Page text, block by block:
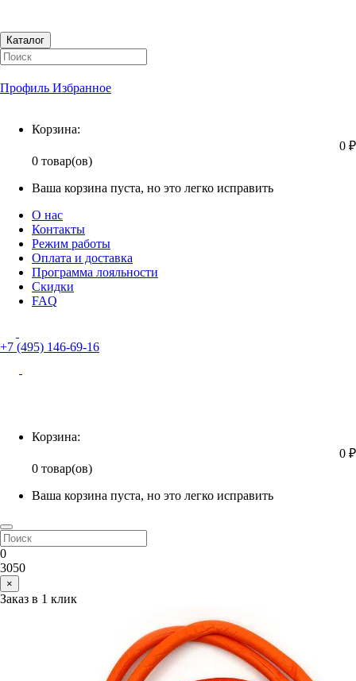
Каталог
Профиль Избранное
Корзина:
0 ₽
0 товар(ов)
Ваша корзина пуста, но это легко исправить
О нас
Контакты
Режим работы
Оплата и доставка
Программа лояльности
Скидки
FAQ
+7 (495) 146-69-16
Корзина:
0 ₽
0 товар(ов)
Ваша корзина пуста, но это легко исправить
0
3050
×
Заказ в 1 клик